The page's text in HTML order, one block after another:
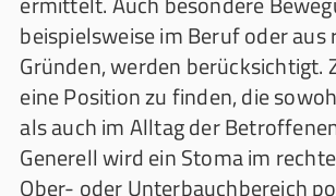
beispielsweise im Beruf oder aus
Gründen, werden berücksichtigt.
eine Position zu finden, die
als auch im Alltag der
Generell wird ein Stoma im
Ober- oder Unterbauchbereich